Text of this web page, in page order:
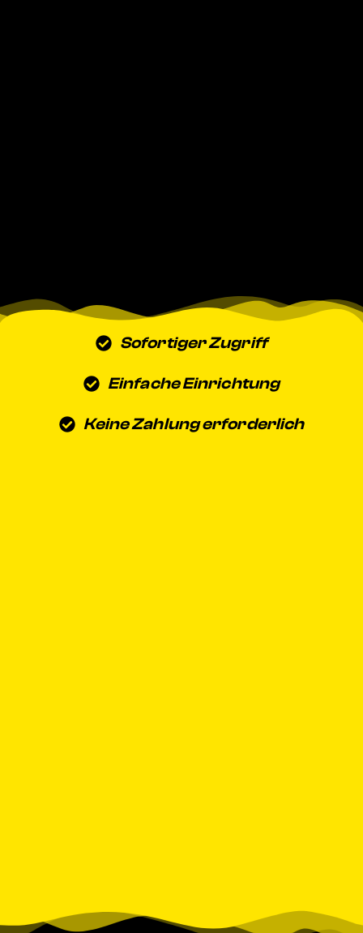
Sofortiger Zugriff
Einfache Einrichtung
Keine Zahlung erforderlich